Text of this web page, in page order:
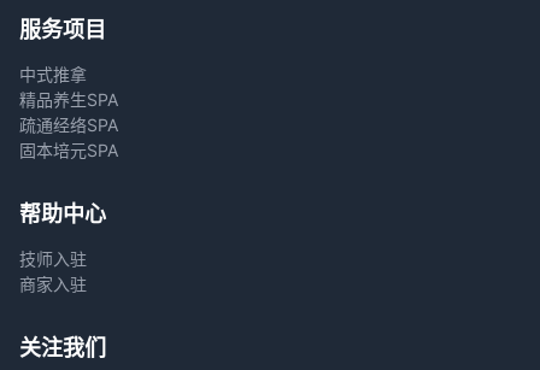
服务项目
中式推拿
精品养生SPA
疏通经络SPA
固本培元SPA
帮助中心
技师入驻
商家入驻
关注我们